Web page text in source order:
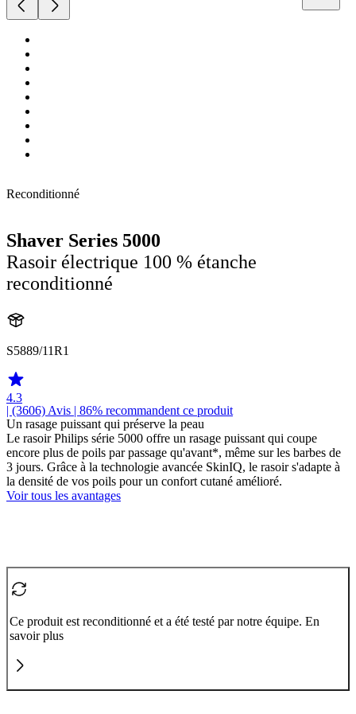
Reconditionné
Shaver Series 5000
Rasoir électrique 100 % étanche
reconditionné
S5889/11R1
4.3
| (3606) Avis | 86% recommandent ce produit
Un rasage puissant qui préserve la peau
Le rasoir Philips série 5000 offre un rasage puissant qui coupe
encore plus de poils par passage qu'avant*, même sur les barbes de
3 jours. Grâce à la technologie avancée SkinIQ, le rasoir s'adapte à
la densité de vos poils pour un confort cutané amélioré.
Voir tous les avantages
Ce produit est reconditionné et a été testé par notre équipe. En
savoir plus